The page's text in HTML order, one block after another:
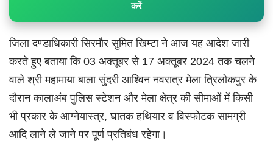
करें
जिला दण्डाधिकारी सिरमौर सुमित खिम्टा ने आज यह आदेश जारी
करते हुए बताया कि 03 अक्तूबर से 17 अक्तूबर 2024 तक चलने
वाले श्री महामाया बाला सुंदरी आश्विन नवरात्र मेला त्रिलोकपुर के
दौरान कालाअंब पुलिस स्टेशन और मेला क्षेत्र की सीमाओं में किसी
भी प्रकार के आग्नेयास्त्र, घातक हथियार व विस्फोटक सामग्री
आदि लाने ले जाने पर पूर्ण प्रतिबंध रहेगा।